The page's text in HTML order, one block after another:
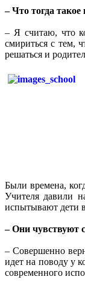
– Что тогда
– Я считаю, что
смириться с тем,
решаться и
Были времена,
Учителя давили
испытывают дети
– Они чувствуют
– Совершенно
идет на поводу у
современного